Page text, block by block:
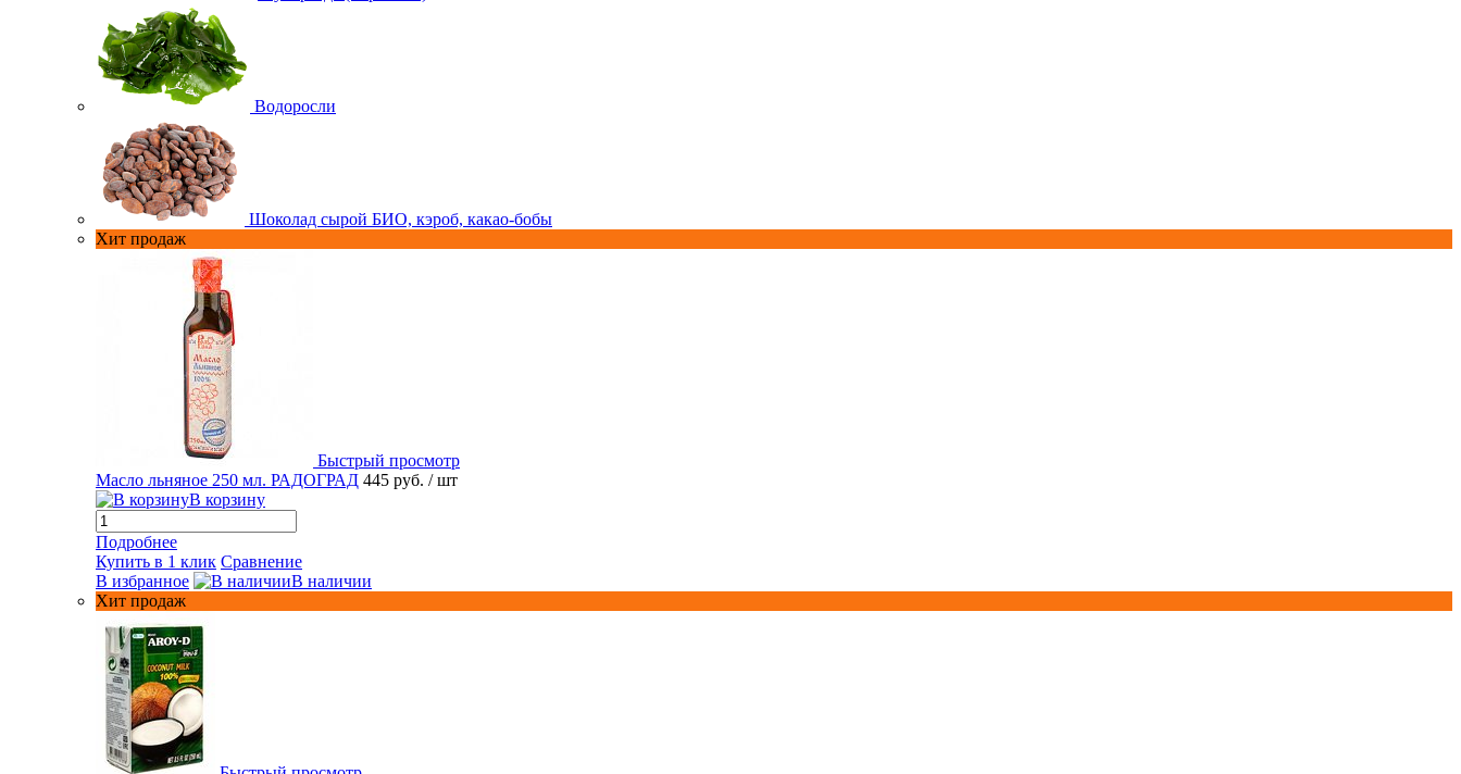
Водоросли
Шоколад сырой БИО, кэроб, какао-бобы
Хит продаж
Быстрый просмотр
Масло льняное 250 мл. РАДОГРАД 445 руб. / шт
В корзину
Подробнее
Купить в 1 клик Сравнение
В избранное
В наличии
Хит продаж